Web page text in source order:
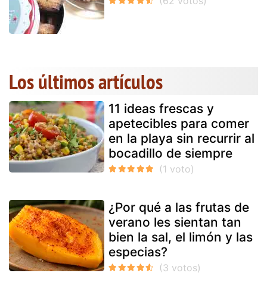
Los últimos artículos
11 ideas frescas y
apetecibles para comer
en la playa sin recurrir al
bocadillo de siempre
¿Por qué a las frutas de
verano les sientan tan
bien la sal, el limón y las
especias?